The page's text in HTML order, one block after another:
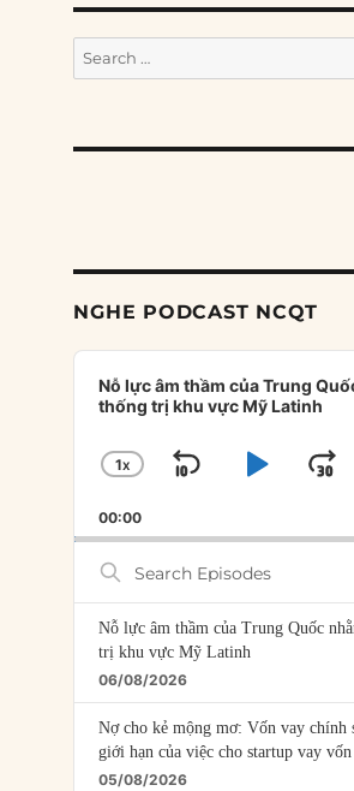
Search
for:
NGHE PODCAST NCQT
Audio
Player
Nỗ lực âm thầm của Trung
thống trị khu vực Mỹ Latinh
CHANGE
RATE
1X
SKIPPLAY
00:00
Search
Episodes
Nỗ lực âm thầm của Trung Quốc
trị khu vực Mỹ Latinh
06/08/2026
Nợ cho kẻ mộng mơ: Vốn vay chính
giới hạn của việc cho startup vay vốn
05/08/2026